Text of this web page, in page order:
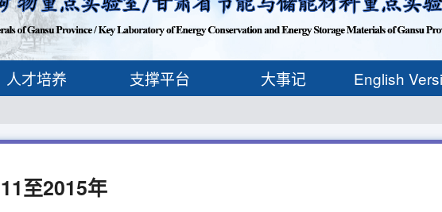
人才培养 支撑平台 大事记 English
至2015年